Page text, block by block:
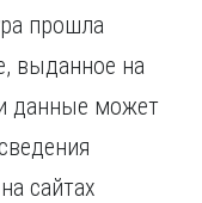
прошла
выданное на
данные может
сайтах